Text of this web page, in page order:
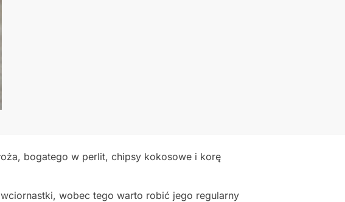
bogatego w perlit, chipsy kokosowe i korę
wobec tego warto robić jego regularny